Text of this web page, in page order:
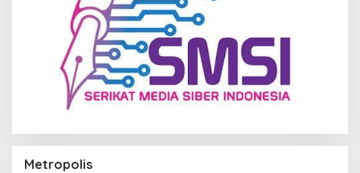
Metropolis